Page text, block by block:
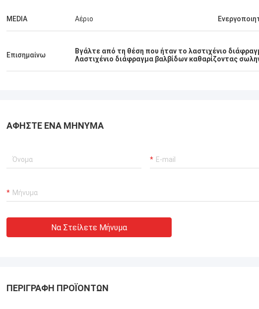
Linda.M
Hongum το 2020, τα λάστιχα
διαφράγματά τους και οι αποσβεστήρες
MEDIA Αέριο
Επισημαίνω Βγάλτε από τη θέση που ήταν το λαστιχένιο
Λαστιχένιο διάφραγμα βαλβίδων καθαρίζοντας
ΑΦΉΣΤΕ ΈΝΑ ΜΉΝΥΜΑ
Να Στείλετε Μήνυμα
ΠΕΡΙΓΡΑΦΉ ΠΡΟΪΌΝΤΩΝ